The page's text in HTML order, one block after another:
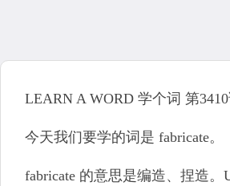
LEARN A WORD 学个词 第
今天我们要学的词是 fabricate。
fabricate 的意思是编造、捏造。